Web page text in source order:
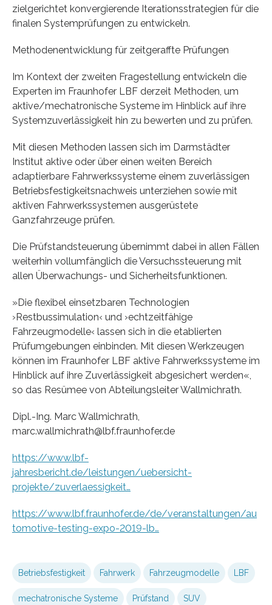
zielgerichtet konvergierende Iterationsstrategien für die
finalen Systemprüfungen zu entwickeln.
Methodenentwicklung für zeitgeraffte Prüfungen
Im Kontext der zweiten Fragestellung entwickeln die
Experten im Fraunhofer LBF derzeit Methoden, um
aktive/mechatronische Systeme im Hinblick auf ihre
Systemzuverlässigkeit hin zu bewerten und zu prüfen.
Mit diesen Methoden lassen sich im Darmstädter
Institut aktive oder über einen weiten Bereich
adaptierbare Fahrwerkssysteme einem zuverlässigen
Betriebsfestigkeitsnachweis unterziehen sowie mit
aktiven Fahrwerkssystemen ausgerüstete
Ganzfahrzeuge prüfen.
Die Prüfstandsteuerung übernimmt dabei in allen Fällen
weiterhin vollumfänglich die Versuchssteuerung mit
allen Überwachungs- und Sicherheitsfunktionen.
»Die flexibel einsetzbaren Technologien
›Restbussimulation‹ und ›echtzeitfähige
Fahrzeugmodelle‹ lassen sich in die etablierten
Prüfumgebungen einbinden. Mit diesen Werkzeugen
können im Fraunhofer LBF aktive Fahrwerkssysteme im
Hinblick auf ihre Zuverlässigkeit abgesichert werden«,
so das Resümee von Abteilungsleiter Wallmichrath.
Dipl.-Ing. Marc Wallmichrath,
marc.wallmichrath@lbf.fraunhofer.de
https://www.lbf-
jahresbericht.de/leistungen/uebersicht-
projekte/zuverlaessigkeit…
https://www.lbf.fraunhofer.de/de/veranstaltungen/au
tomotive-testing-expo-2019-lb…
Betriebsfestigkeit Fahrwerk Fahrzeugmodelle LBF
mechatronische Systeme Prüfstand SUV